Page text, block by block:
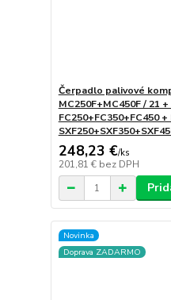
Čerpadlo palivové
MC250F+MC450F / 21
FC250+FC350+FC450
248,23 €/ks
201,81 € bez DPH
Novinka
Doprava ZADARMO